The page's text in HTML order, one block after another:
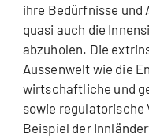
ihre Bedürfnisse und
quasi auch die
abzuholen. Die
Aussenwelt wie die
wirtschaftliche und
sowie regulatorische
Beispiel der